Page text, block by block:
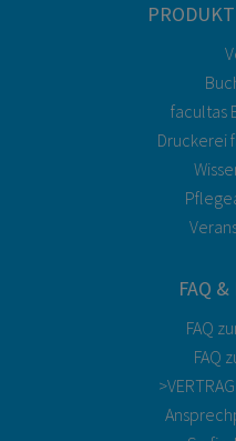
facultas
Druckerei
FAQ
FAQ
FAQ